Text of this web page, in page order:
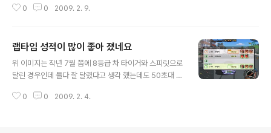
달려가니 다시 도로 위로 올라가네요. 그나 저나 너무나도
0 0 2009. 2. 9.
랩타임 성적이 많이 좋아 졌네요
위 이미지는 작년 7월 쯤에 8등급 차 타이거와 스피릿으로
달린 경우인데 둘다 잘 달렸다고 생각 했는데도 50초대 나
래 스샷과 같습니다. 차도 9등급 MPM7으로 바뀌고 귀속
0 0 2009. 2. 4.